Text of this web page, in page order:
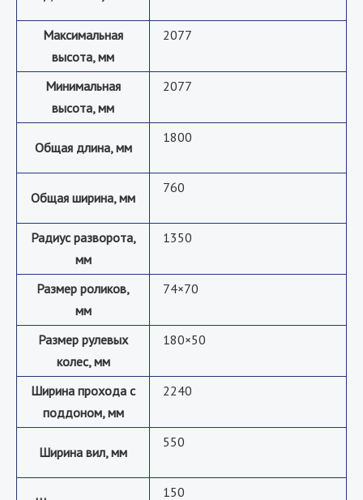
Максимальная
высота, мм
2077
Минимальная
высота, мм
2077
Общая длина, мм
1800
Общая ширина, мм
760
Радиус разворота,
мм
1350
Размер роликов,
мм
74×70
Размер рулевых
колес, мм
180×50
Ширина прохода с
поддоном, мм
2240
Ширина вил, мм
550
150